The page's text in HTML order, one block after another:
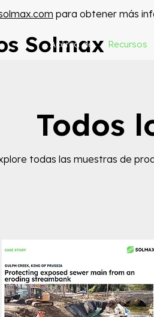
para obtener más
Solmax
Acerca de Recursos
Todos
todas las muestras de